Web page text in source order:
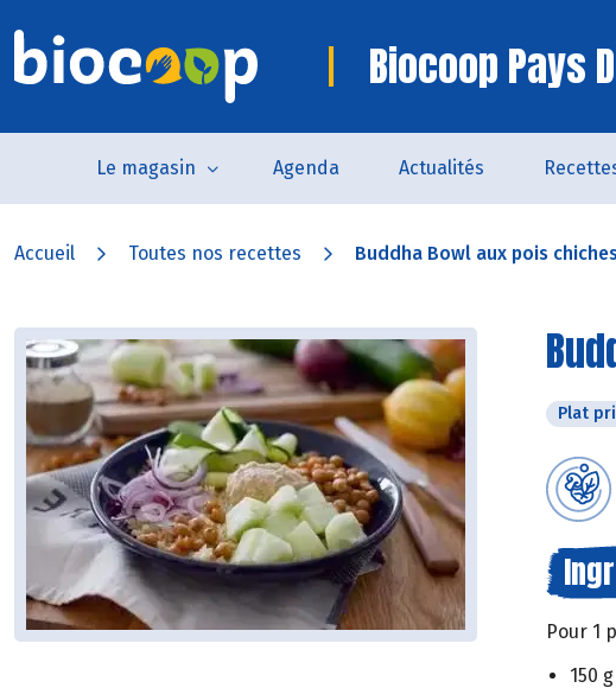
Biocoop Pays
Le magasin Agenda Actualités
Accueil Toutes nos recettes Buddha Bowl aux pois
Plat
Pour 1
150